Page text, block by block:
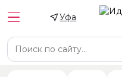
Уфа